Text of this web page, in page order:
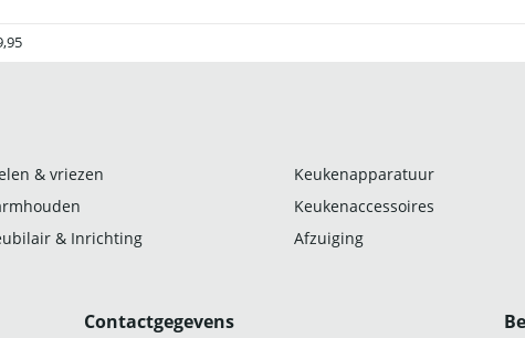
& vriezen Keukenapparatuur
Keukenaccessoires
& Inrichting Afzuiging
Contactgegevens